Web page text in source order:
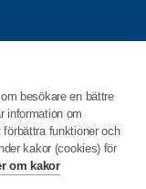
besökare en bättre
information om
funktioner och
kakor (cookies) för
om kakor
09:00 - 15:00 med